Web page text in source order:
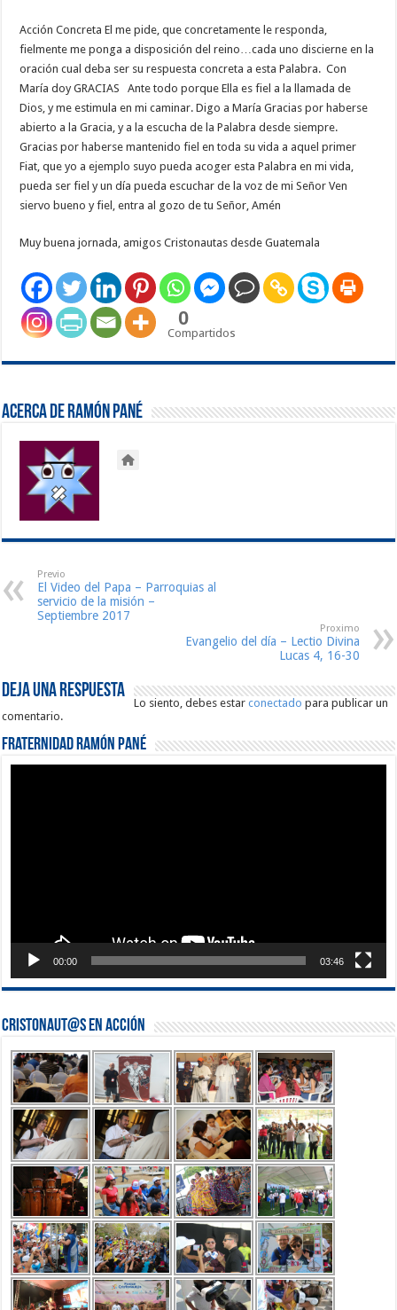
Acción Concreta El me pide, que concretamente le responda,
fielmente me ponga a disposición del reino…cada uno discierne en la
oración cual deba ser su respuesta concreta a esta Palabra. Con
María doy GRACIAS Ante todo porque Ella es fiel a la llamada de
Dios, y me estimula en mi caminar. Digo a María Gracias por haberse
abierto a la Gracia, y a la escucha de la Palabra desde siempre.
Gracias por haberse mantenido fiel en toda su vida a aquel primer
Fiat, que yo a ejemplo suyo pueda acoger esta Palabra en mi vida,
pueda ser fiel y un día pueda escuchar de la voz de mi Señor Ven
siervo bueno y fiel, entra al gozo de tu Señor, Amén
Muy buena jornada, amigos Cristonautas desde Guatemala
0
Compartidos
Acerca de Ramón Pané
Previo
El Video del Papa – Parroquias al
servicio de la misión –
Septiembre 2017
Proximo
Evangelio del día – Lectio Divina
Lucas 4, 16-30
Deja una respuesta
Lo siento, debes estarconectado para publicar un
comentario.
Fraternidad Ramón Pané
00:00 03:46
Cristonaut@s en Acción